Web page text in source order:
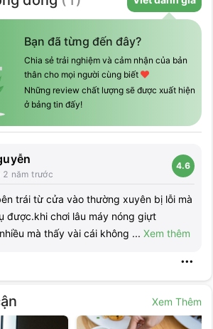
Bạn đã từng đến đây?
Chia sẻ trải nghiệm và cảm nhận của bản
thân cho mọi người cùng biết
Những review chất lượng sẽ được xuất hiện
ở bảng tin đấy!
2 năm trước
4.6
trái từ cửa vào thường xuyên bị lỗi mà
được.khi chơi lâu máy nóng giựt
mà thấy vài cái không ... Xem thêm
Xem Thêm